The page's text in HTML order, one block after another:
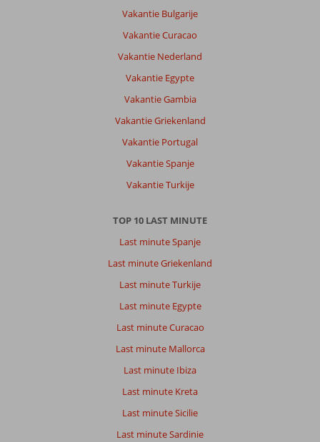
Vakantie Bulgarije
Vakantie Curacao
Vakantie Nederland
Vakantie Egypte
Vakantie Gambia
Vakantie Griekenland
Vakantie Portugal
Vakantie Spanje
Vakantie Turkije
TOP 10 LAST MINUTE
Last minute Spanje
Last minute Griekenland
Last minute Turkije
Last minute Egypte
Last minute Curacao
Last minute Mallorca
Last minute Ibiza
Last minute Kreta
Last minute Sicilie
Last minute Sardinie